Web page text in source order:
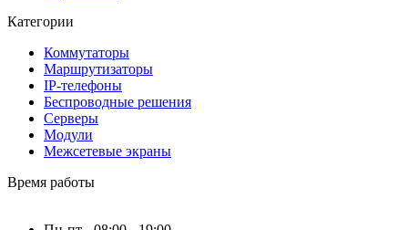
Категории
Коммутаторы
Маршрутизаторы
IP-телефоны
Беспроводные решения
Серверы
Модули
Межсетевые экраны
Время работы